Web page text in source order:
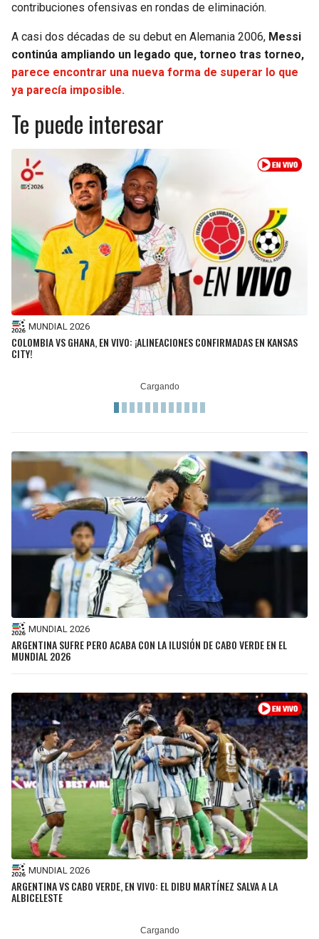
contribuciones ofensivas en rondas de eliminación.
A casi dos décadas de su debut en Alemania 2006, Messi
continúa ampliando un legado que, torneo tras torneo,
parece encontrar una nueva forma de superar lo que
ya parecía imposible.
Te puede interesar
MUNDIAL 2026
COLOMBIA VS GHANA, EN VIVO: ¡ALINEACIONES CONFIRMADAS EN KANSAS
CITY!
MUNDIAL 2026
ARGENTINA SUFRE PERO ACABA CON LA ILUSIÓN DE CABO VERDE EN EL
MUNDIAL 2026
MUNDIAL 2026
ARGENTINA VS CABO VERDE, EN VIVO: EL DIBU MARTÍNEZ SALVA A LA
ALBICELESTE